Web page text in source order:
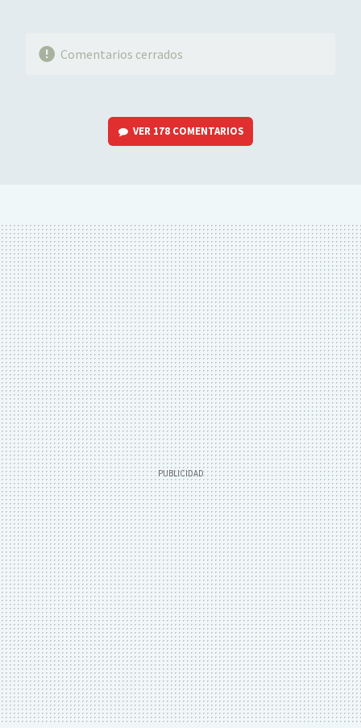
Comentarios cerrados
VER 178 COMENTARIOS